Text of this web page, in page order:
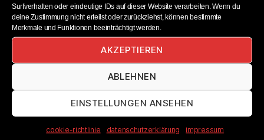
Surfverhalten oder eindeutige IDs auf dieser Website verarbeiten. Wenn du
deine Zustimmung nicht erteilst oder zurückziehst, können bestimmte
Merkmale und Funktionen beeinträchtigt werden.
AKZEPTIEREN
ABLEHNEN
EINSTELLUNGEN ANSEHEN
cookie-richtlinie datenschutzerklärung impressum
Johanne Killi (NOR):
„Es hat sehr viel Spaß gemacht, die ganze Woche
hier mit all den Snowboarderinnen und
Freeskierinnen zu fahren. Natürlich habe ich bei
dem Wettkampf heute ein bisschen Druck verspürt.
Ich habe einen Switch Double 1080 gestanden.
Das ist mein größter Trick. Und ich habe auch ein
paar Style- Tricks gezeigt. Ich liebe die Nines-